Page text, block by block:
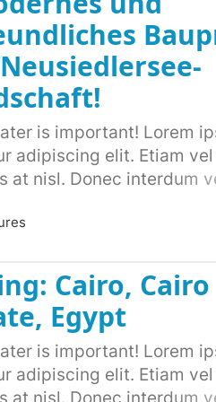
is important! Lorem
adipiscing elit. Etiam
at nisl. Donec interdum
id tortor feugiat
ipsum vulputate
nec volutpat. Cras
Nunc ultricies faucibus
ipsum, tincidunt id
rutrum ac ipsum
Quisque auctor nisl vel
Cairo, Cairo
Egypt
is important! Lorem
adipiscing elit. Etiam